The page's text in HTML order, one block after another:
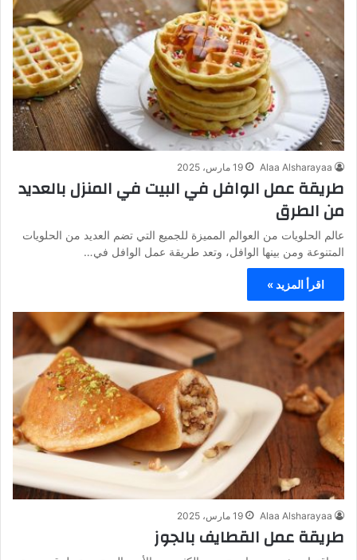
Alaa Alsharayaa 19 مارس، 2025
طريقة عمل الوافل في البيت في المنزل بالعديد
من الطرق
عالم الحلويات من العوالم المميزة للجميع التي تضم العديد من الحلويات
المتنوعة ومن بينها الوافل، وتعد طريقة عمل الوافل في…
اقرأ المزيد »
Alaa Alsharayaa 19 مارس، 2025
طريقة عمل القطايف بالجوز